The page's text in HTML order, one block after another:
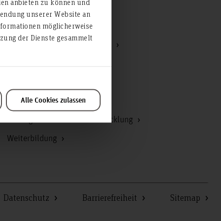
unserer Website an
möglicherweise
der Dienste gesammelt
Alle Cookies zulassen
Präsidium
Recht
Schwerbehindertenvertretung
Servicezentrum Lehre
Strategische Hochschulentwicklung
Weiterbildung
Datenschutz Barrierefreiheit Sitemap